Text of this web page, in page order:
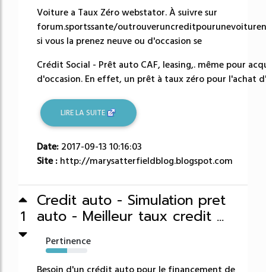
Voiture a Taux Zéro webstator. À suivre sur
forum.sportssante/
si vous la prenez neuve ou d'occasion se
Crédit Social - Prêt auto CAF, leasing,. même pour
d'occasion. En effet, un prêt à taux zéro pour l'achat
LIRE LA SUITE
Date: 2017-09-13 10:16:03
Site : http://marysatterfieldblog.blogspot.com
1
Credit auto - Simulation pret
auto - Meilleur taux credit ...
Pertinence
51%